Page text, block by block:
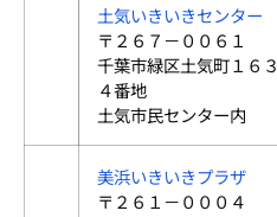
土気いきいきセンター
〒２６７－００６１
千葉市緑区土気町１６３
４番地
土気市民センター内
美浜いきいきプラザ
〒２６１－０００４